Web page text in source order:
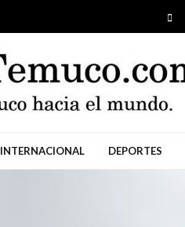
INTERNACIONAL DEPORTES